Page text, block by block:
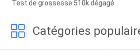
Test de grossesse 510k dégagé
Catégories